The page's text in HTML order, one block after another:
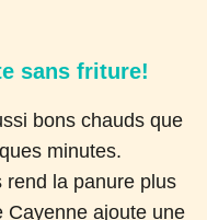
sans friture!
bons chauds que
minutes.
rend la panure plus
Cayenne ajoute une